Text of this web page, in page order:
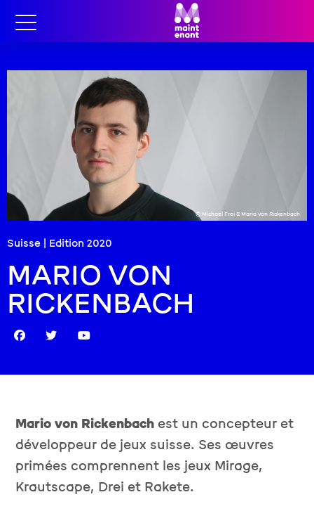
Suisse | Edition 2020
MARIO VON
RICKENBACH
© Michael Frei & Mario von Rickenbach
Mario von Rickenbach est un concepteur et
développeur de jeux suisse. Ses œuvres
primées comprennent les jeux Mirage,
Krautscape, Drei et Rakete.